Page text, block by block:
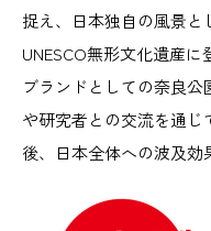
捉え、日本独自の風景と
UNESCO無形文化遺産
ブランドとしての奈良
や研究者との交流を通
後、日本全体への波及効